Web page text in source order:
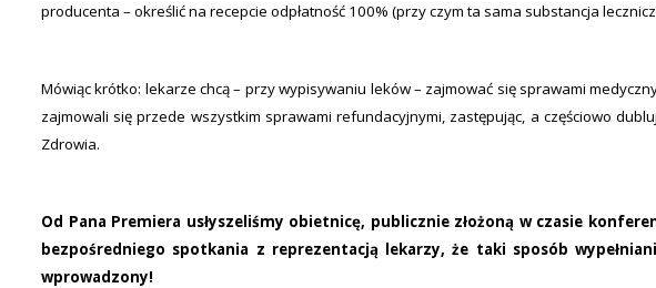
producenta – określić na recepcie odpłatność 100% (przy czym ta sama substancja
Mówiąc krótko: lekarze chcą – przy wypisywaniu leków – zajmować się sprawami
zajmowali się przede wszystkim sprawami refundacyjnymi, zastępując, a częściowo
Zdrowia.
Od Pana Premiera usłyszeliśmy obietnicę, publicznie złożoną w czasie
bezpośredniego spotkania z reprezentacją lekarzy, że taki sposób
wprowadzony!